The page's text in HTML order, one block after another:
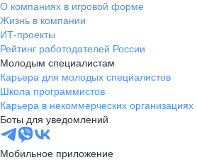
О компаниях в игровой форме
Жизнь в компании
ИТ-проекты
Рейтинг работодателей России
Молодым специалистам
Карьера для молодых специалистов
Школа программистов
Карьера в некоммерческих организациях
Боты для уведомлений
Мобильное приложение